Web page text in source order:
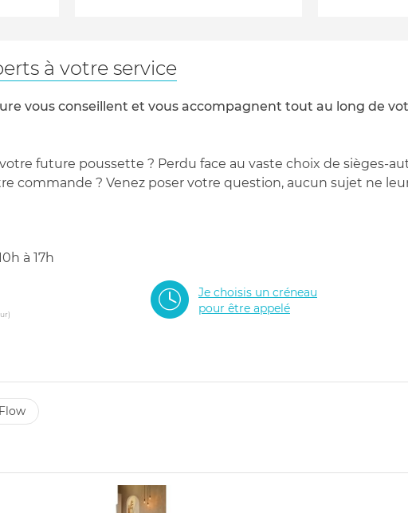
à votre service
vous conseillent et vous accompagnent tout au long de
future poussette ? Perdu face au vaste choix de sièges-
commande ? Venez poser votre question, aucun sujet ne
à 17h
Je choisis un créneau
pour être appelé
flow